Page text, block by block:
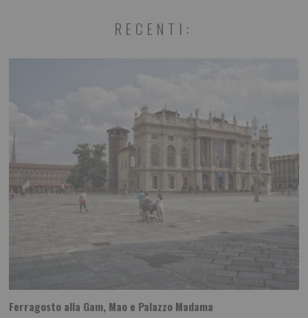
RECENTI:
Ferragosto alla Gam, Mao e Palazzo Madama